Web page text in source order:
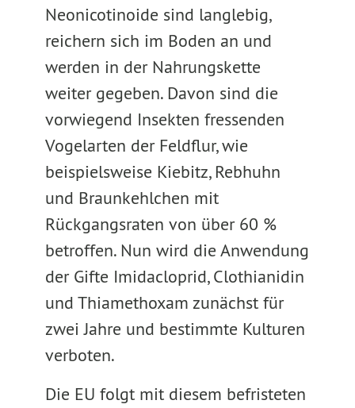
Neonicotinoide sind langlebig,
reichern sich im Boden an und
werden in der Nahrungskette
weiter gegeben. Davon sind die
vorwiegend Insekten fressenden
Vogelarten der Feldflur, wie
beispielsweise Kiebitz, Rebhuhn
und Braunkehlchen mit
Rückgangsraten von über 60 %
betroffen. Nun wird die Anwendung
der Gifte Imidacloprid, Clothianidin
und Thiamethoxam zunächst für
zwei Jahre und bestimmte Kulturen
verboten.
Die EU folgt mit diesem befristeten